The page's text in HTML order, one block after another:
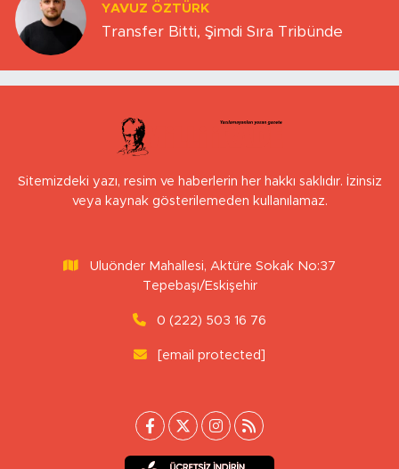
YAVUZ ÖZTÜRK
Transfer Bitti, Şimdi Sıra Tribünde
Sitemizdeki yazı, resim ve haberlerin her hakkı saklıdır. İzinsiz
veya kaynak gösterilemeden kullanılamaz.
Uluönder Mahallesi, Aktüre Sokak No:37
Tepebaşı/Eskişehir
0 (222) 503 16 76
[email protected]